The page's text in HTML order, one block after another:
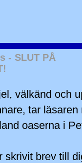
- SLUT PÅ
välkänd och
tar läsaren
oaserna i
skrivit brev till